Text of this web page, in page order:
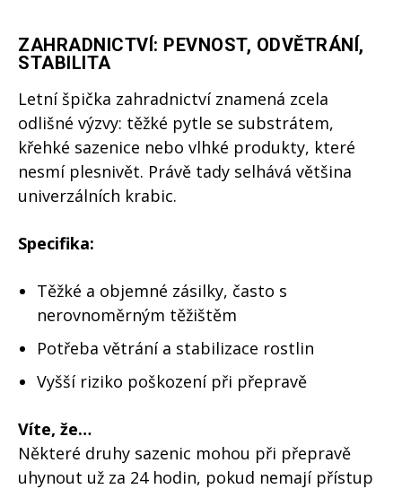
ZAHRADNICTVÍ: PEVNOST, ODVĚTRÁNÍ,
STABILITA
Letní špička zahradnictví znamená zcela
odlišné výzvy: těžké pytle se substrátem,
křehké sazenice nebo vlhké produkty, které
nesmí plesnivět. Právě tady selhává většina
univerzálních krabic.
Specifika:
Těžké a objemné zásilky, často s
nerovnoměrným těžištěm
Potřeba větrání a stabilizace rostlin
Vyšší riziko poškození při přepravě
Víte, že…
Některé druhy sazenic mohou při přepravě
uhynout už za 24 hodin, pokud nemají přístup